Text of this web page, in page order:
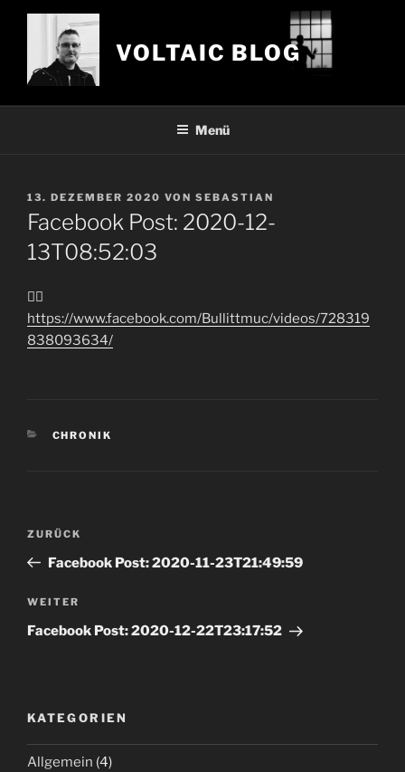
Zum
VOLTAIC BLOG
Menü
VERÖFFENTLICHT
AM
13. DEZEMBER 2020 VON SEBASTIAN
Facebook Post: 2020-12-
13T08:52:03
👍🏻
https://www.facebook.com/Bullittmuc/videos/728319
838093634/
KATEGORIEN
CHRONIK
Beitrags-
Vorheriger
Beitrag
ZURÜCK
Facebook Post: 2020-11-23T21:49:59
Nächster
Beitrag
WEITER
Facebook Post: 2020-12-22T23:17:52
KATEGORIEN
Allgemein (4)